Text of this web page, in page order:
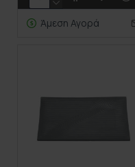
Άμεση Αγορά